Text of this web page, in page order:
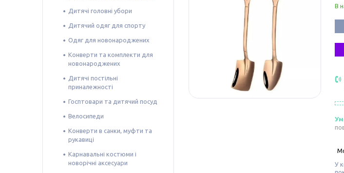
В
У
Дитячі головні убори
Дитячий одяг для спорту
Одяг для новонароджених
Конверти та комплекти для
новонароджених
Дитячі постільні
приналежності
Госптовари та дитячий посуд
Велосипеди
Конверти в санки, муфти та
рукавиці
Карнавальні костюми і
новорічні аксесуари